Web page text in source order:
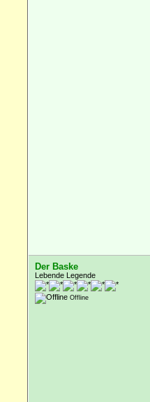
Der Baske
Lebende Legende
Offline